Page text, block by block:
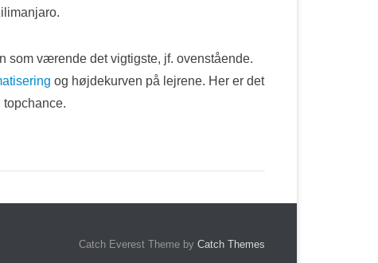
værende det vigtigste, jf. ovenstående.
og højdekurven på lejrene. Her er det
Catch Everest Theme by Catch Themes